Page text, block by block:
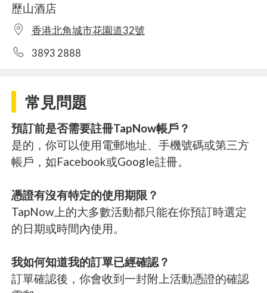
歷山酒店
香港北角城市花園道32號
3893 2888
常見問題
預訂前是否需要註冊TapNow帳戶？
是的，你可以使用電郵地址、手機號碼或第三方
帳戶，如Facebook或Google註冊。
憑證有沒有特定的使用期限？
TapNow上的大多數活動都只能在你預訂時選定
的日期或時間內使用。
我如何知道我的訂單已經確認？
訂單確認後，你會收到一封附上活動憑證的確認